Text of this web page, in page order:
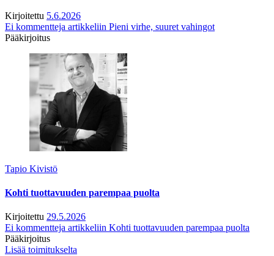
Kirjoitettu 5.6.2026
Ei kommentteja artikkeliin Pieni virhe, suuret vahingot
Pääkirjoitus
Tapio Kivistö
Kohti tuottavuuden parempaa puolta
Kirjoitettu 29.5.2026
Ei kommentteja artikkeliin Kohti tuottavuuden parempaa puolta
Pääkirjoitus
Lisää toimitukselta